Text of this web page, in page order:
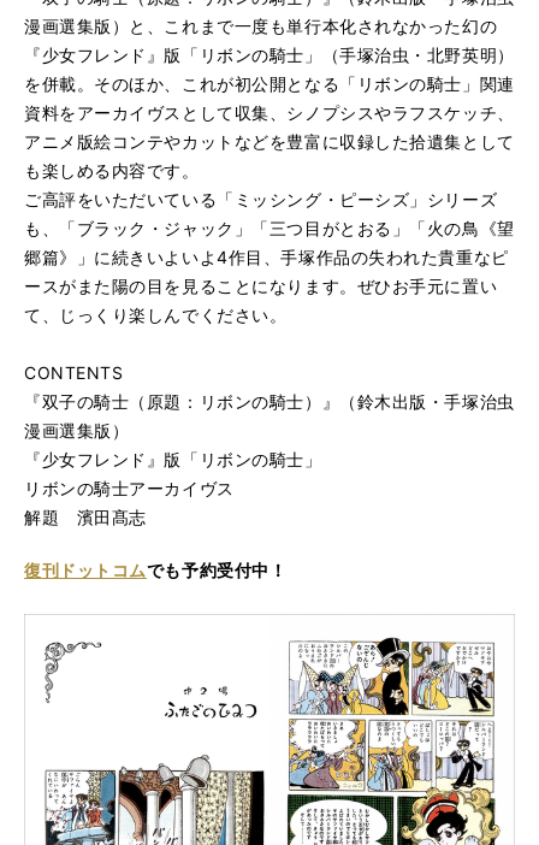
漫画選集版）と、これまで一度も単行本化されなかった幻の
『少女フレンド』版「リボンの騎士」（手塚治虫・北野英明）
を併載。そのほか、これが初公開となる「リボンの騎士」関連
資料をアーカイヴスとして収集、シノプシスやラフスケッチ、
アニメ版絵コンテやカットなどを豊富に収録した拾遺集として
も楽しめる内容です。
ご高評をいただいている「ミッシング・ピーシズ」シリーズ
も、「ブラック・ジャック」「三つ目がとおる」「火の鳥《望
郷篇》」に続きいよいよ4作目、手塚作品の失われた貴重なピ
ースがまた陽の目を見ることになります。ぜひお手元に置い
て、じっくり楽しんでください。
CONTENTS
『双子の騎士（原題：リボンの騎士）』（鈴木出版・手塚治虫
漫画選集版）
『少女フレンド』版「リボンの騎士」
リボンの騎士アーカイヴス
解題 濱田髙志
復刊ドットコムでも予約受付中！